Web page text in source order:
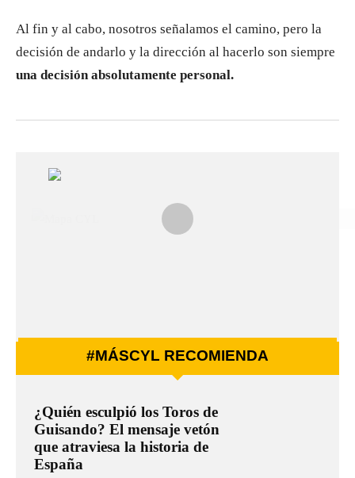
Al fin y al cabo, nosotros señalamos el camino, pero la
decisión de andarlo y la dirección al hacerlo son siempre
una decisión absolutamente personal.
#MÁSCYL RECOMIENDA
¿Quién esculpió los Toros de
Guisando? El mensaje vetón
que atraviesa la historia de
España